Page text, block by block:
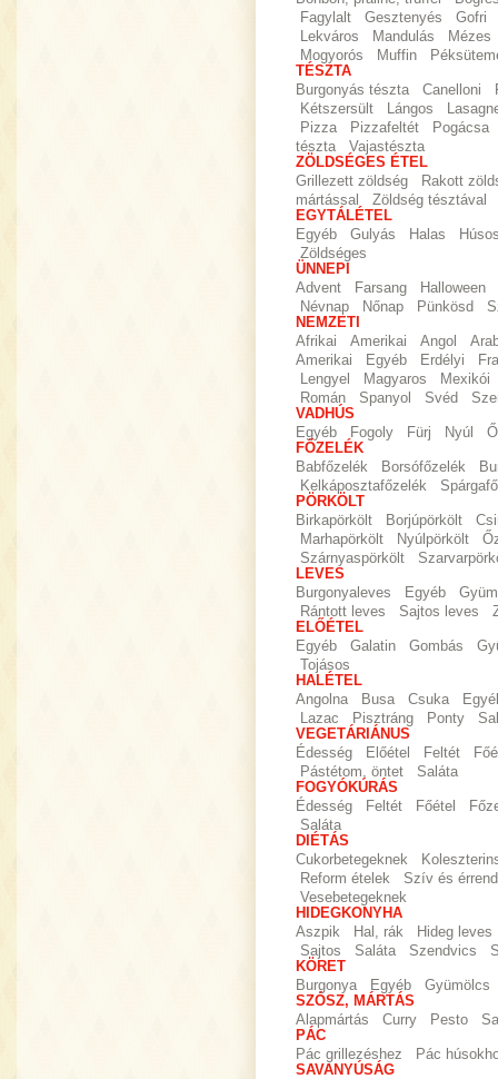
Fagylalt
Gesztenyés
Gofri
Lekváros
Mandulás
Mézes
Mogyorós
Muffin
TÉSZTA
Burgonyás tészta
Canelloni
Kétszersült
Lángos
Pizza
Pizzafeltét
Pogácsa
tészta
Vajastészta
ZÖLDSÉGES ÉTEL
Grillezett zöldség
Rakott
mártással
Zöldség tésztával
EGYTÁLÉTEL
Egyéb
Gulyás Halas
Zöldséges
ÜNNEPI
Advent
Farsang
Halloween
Névnap
Nőnap Pünkösd
NEMZETI
Afrikai
Amerikai Angol
Amerikai
Egyéb Erdélyi
Lengyel
Magyaros
Mexikói
Román
Spanyol Svéd
VADHÚS
Egyéb
Fogoly Fürj Nyúl
FŐZELÉK
Babfőzelék
Borsófőzelék
Kelkáposztafőzelék
PÖRKÖLT
Birkapörkölt
Borjúpörkölt
Marhapörkölt
Nyúlpörkölt
Szárnyaspörkölt
LEVES
Burgonyaleves
Egyéb
Rántott leves
Sajtos leves
ELŐÉTEL
Egyéb
Galatin Gombás
Tojásos
HALÉTEL
Angolna
Busa Csuka
Lazac
Pisztráng Ponty
VEGETÁRIÁNUS
Édesség
Előétel Feltét
Pástétom, öntet
Saláta
FOGYÓKÚRÁS
Édesség
Feltét Főétel
Saláta
DIÉTÁS
Cukorbetegeknek
Reform ételek
Szív és
Vesebetegeknek
HIDEGKONYHA
Aszpik
Hal, rák
Hideg leves
Sajtos
Saláta Szendvics
KÖRET
Burgonya
Egyéb
Gyümölcs
SZÓSZ, MÁRTÁS
Alapmártás
Curry Pesto
PÁC
Pác grillezéshez
Pác
SAVANYÚSÁG